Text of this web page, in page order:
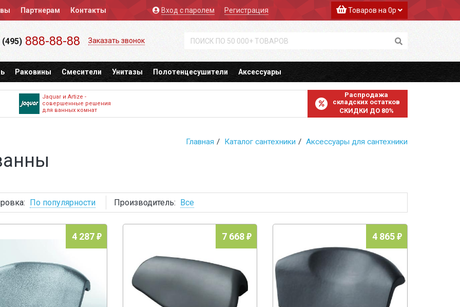
Партнерам Контакты Вход с паролем Регистрация Товаров на 0р
(495) 888-88-88 Заказать звонок
Раковины Смесители Унитазы Полотенцесушители Аксессуары
Распродажа
складских остатков
СКИДКИ ДО 80%
Jaquar и Artize -
совершенные решения
для ванных комнат
Главная Каталог сантехники Аксессуары для сантехники
По популярности Производитель: Все
4 287 7 668 4 865